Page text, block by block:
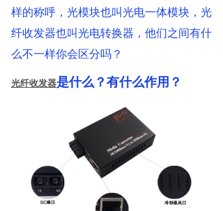
样的称呼，光模块也叫光电一体模块，光
纤收发器也叫光电转换器，他们之间有什
么不一样你会区分吗？
光纤收发器是什么？有什么作用？